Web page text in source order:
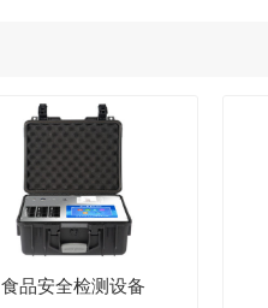
食品安全检测设备